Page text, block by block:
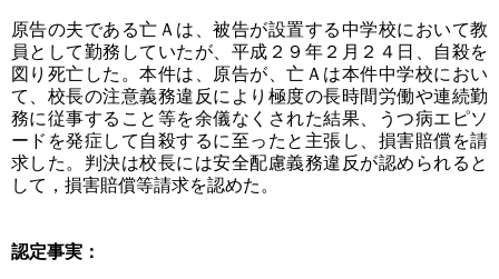
原告の夫である亡Ａは、被告が設置する中学校において教
員として勤務していたが、平成２９年２月２４日、自殺を
図り死亡した。本件は、原告が、亡Ａは本件中学校におい
て、校長の注意義務違反により極度の長時間労働や連続勤
務に従事すること等を余儀なくされた結果、うつ病エピソ
ードを発症して自殺するに至ったと主張し、損害賠償を請
求した。判決は校長には安全配慮義務違反が認められると
して，損害賠償等請求を認めた。
認定事実：